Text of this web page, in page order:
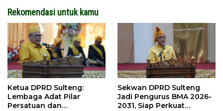
Rekomendasi untuk kamu
Ketua DPRD Sulteng:
Lembaga Adat Pilar
Persatuan dan
Sekwan DPRD Sulteng
Jadi Pengurus BMA 2026-
2031, Siap Perkuat